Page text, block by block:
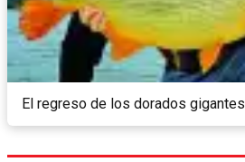
El regreso de los dorados gigantes